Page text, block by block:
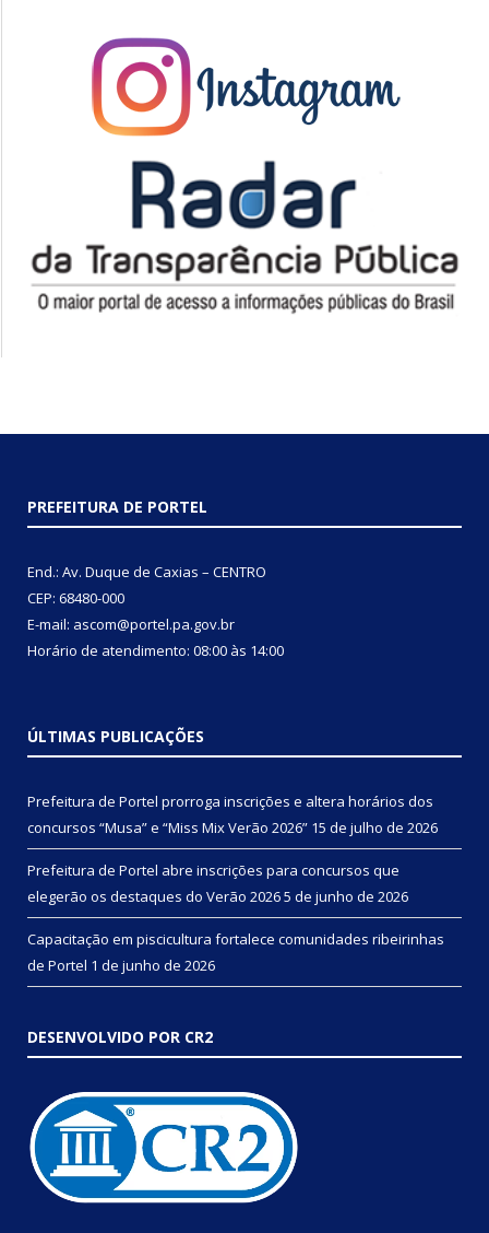
PREFEITURA DE PORTEL
End.: Av. Duque de Caxias – CENTRO
CEP: 68480-000
E-mail: ascom@portel.pa.gov.br
Horário de atendimento: 08:00 às 14:00
ÚLTIMAS PUBLICAÇÕES
Prefeitura de Portel prorroga inscrições e altera horários dos
concursos “Musa” e “Miss Mix Verão 2026” 15 de julho de 2026
Prefeitura de Portel abre inscrições para concursos que
elegerão os destaques do Verão 20265 de junho de 2026
Capacitação em piscicultura fortalece comunidades ribeirinhas
de Portel 1 de junho de 2026
DESENVOLVIDO POR CR2